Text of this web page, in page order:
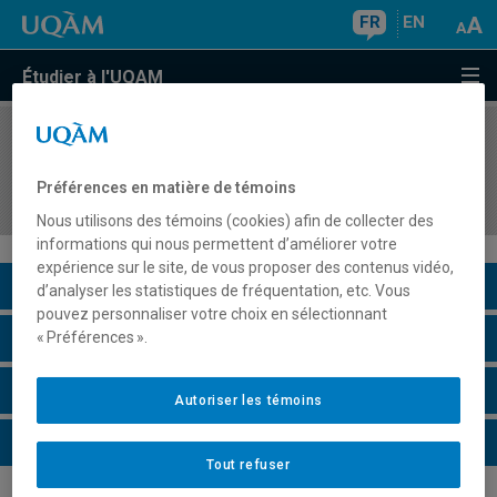
FR EN
Étudier à l'UQAM
COURS//
Workflow
Description du cours
Horaire - Été 2026
Horaire - Automne 2026
Horaire - Hiver 2027
Préférences en matière de témoins
Nous utilisons des témoins (cookies) afin de collecter des
informations qui nous permettent d’améliorer votre
expérience sur le site, de vous proposer des contenus vidéo,
d’analyser les statistiques de fréquentation, etc. Vous
pouvez personnaliser votre choix en sélectionnant
« Préférences ».
Tout refuser
Autoriser les témoins